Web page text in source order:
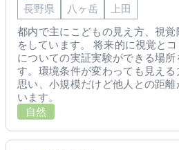
長野県 八ヶ岳
上田
都内で主にこどもの見え方、視
をしています。 将来的に視覚と
についての実証実験ができる場
す。環境条件が変わっても見え
思い、小規模だけど他人との距
います。
自然